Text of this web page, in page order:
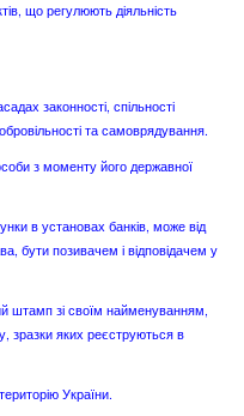
що регулюють діяльність
законності, спільності
та самоврядування.
з моменту його державної
в установах банків, може від
бути позивачем і відповідачем у
штамп зі своїм найменуванням,
зразки яких реєструються в
України.